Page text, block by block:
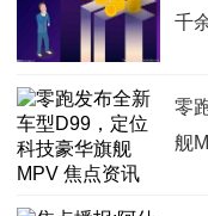
千
零
舰